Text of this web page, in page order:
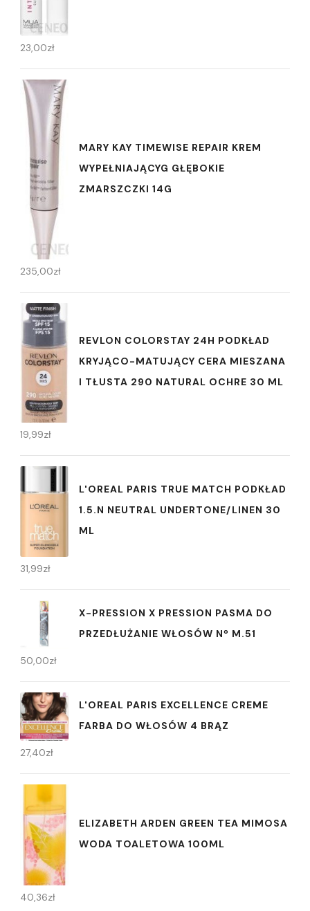
23,00zł
MARY KAY TIMEWISE REPAIR KREM
WYPEŁNIAJĄCYG GŁĘBOKIE
ZMARSZCZKI 14G
235,00zł
REVLON COLORSTAY 24H PODKŁAD
KRYJĄCO-MATUJĄCY CERA MIESZANA
I TŁUSTA 290 NATURAL OCHRE 30 ML
19,99zł
L'OREAL PARIS TRUE MATCH PODKŁAD
1.5.N NEUTRAL UNDERTONE/LINEN 30
ML
31,99zł
X-PRESSION X PRESSION PASMA DO
PRZEDŁUŻANIE WŁOSÓW Nº M.51
50,00zł
L'OREAL PARIS EXCELLENCE CREME
FARBA DO WŁOSÓW 4 BRĄZ
27,40zł
ELIZABETH ARDEN GREEN TEA MIMOSA
WODA TOALETOWA 100ML
40,36zł